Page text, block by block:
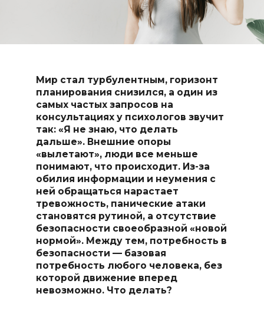
Мир стал турбулентным, горизонт
планирования снизился, а один из
самых частых запросов на
консультациях у психологов звучит
так: «Я не знаю, что делать
дальше».Внешние опоры
«вылетают», люди все меньше
понимают, что происходит.Из-за
обилия информации и неумения с
ней обращаться нарастает
тревожность, панические атаки
становятся рутиной, а отсутствие
безопасности своеобразной «новой
нормой». Между тем, потребность в
безопасности — базовая
потребность любого человека, без
которой движение вперед
невозможно.Что делать?